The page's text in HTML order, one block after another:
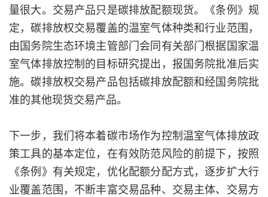
量很大。交易产品只是碳排放配额现货。《条例》规
定，碳排放权交易覆盖的温室气体种类和行业范围，
由国务院生态环境主管部门会同有关部门根据国家温
室气体排放控制的目标研究提出，报国务院批准后实
施。碳排放权交易产品包括碳排放配额和经国务院批
准的其他现货交易产品。
下一步，我们将本着碳市场作为控制温室气体排放政
策工具的基本定位，在有效防范风险的前提下，按照
《条例》有关规定，优化配额分配方式，逐步扩大行
业覆盖范围，不断丰富交易品种、交易主体、交易方